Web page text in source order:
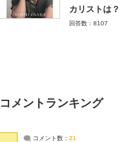
カリストは？
回答数：8107
コメントランキング
コメント数： 21